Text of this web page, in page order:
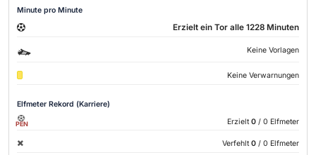
Minute pro Minute
Erzielt ein Tor alle 1228 Minuten
Keine Vorlagen
Keine Verwarnungen
Elfmeter Rekord (Karriere)
PEN Erzielt 0 / 0 Elfmeter
Verfehlt 0 / 0 Elfmeter